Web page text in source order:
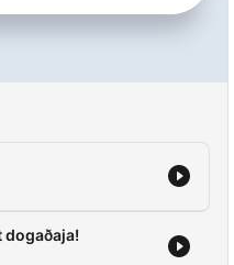
sportista
i razvoj
prikaz
Podkasta